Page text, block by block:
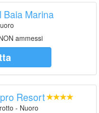
Baia Marina
ammessi
Resort
- Nuoro